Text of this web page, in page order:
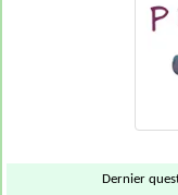
Dernier